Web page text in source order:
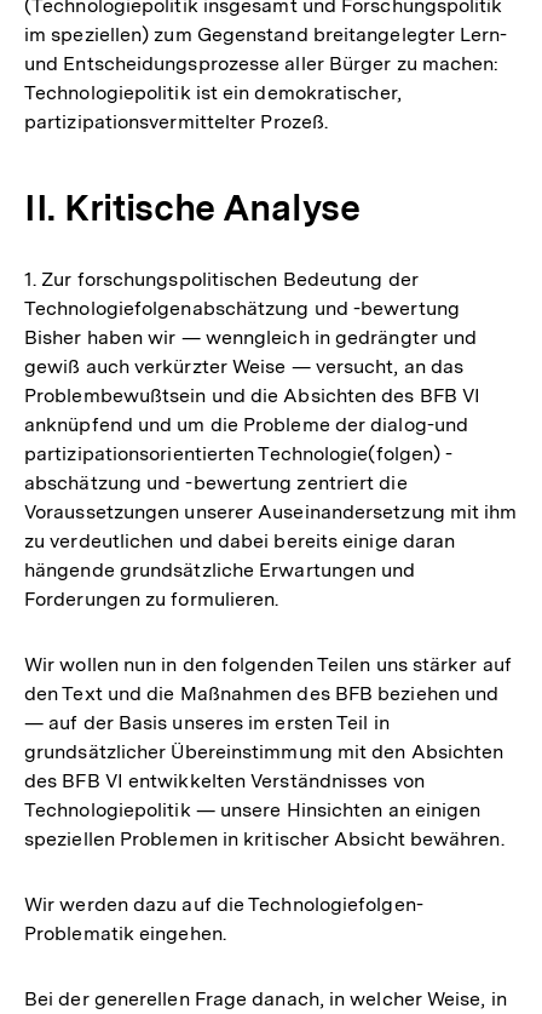
(Technologiepolitik insgesamt und Forschungspolitik
im speziellen) zum Gegenstand breitangelegter Lern-
und Entscheidungsprozesse aller Bürger zu machen:
Technologiepolitik ist ein demokratischer,
partizipationsvermittelter Prozeß.
II. Kritische Analyse
1. Zur forschungspolitischen Bedeutung der
Technologiefolgenabschätzung und -bewertung
Bisher haben wir — wenngleich in gedrängter und
gewiß auch verkürzter Weise — versucht, an das
Problembewußtsein und die Absichten des BFB VI
anknüpfend und um die Probleme der dialog-und
partizipationsorientierten Technologie(folgen) -
abschätzung und -bewertung zentriert die
Voraussetzungen unserer Auseinandersetzung mit ihm
zu verdeutlichen und dabei bereits einige daran
hängende grundsätzliche Erwartungen und
Forderungen zu formulieren.
Wir wollen nun in den folgenden Teilen uns stärker auf
den Text und die Maßnahmen des BFB beziehen und
— auf der Basis unseres im ersten Teil in
grundsätzlicher Übereinstimmung mit den Absichten
des BFB VI entwikkelten Verständnisses von
Technologiepolitik — unsere Hinsichten an einigen
speziellen Problemen in kritischer Absicht bewähren.
Wir werden dazu auf die Technologiefolgen-
Problematik eingehen.
Bei der generellen Frage danach, in welcher Weise, in